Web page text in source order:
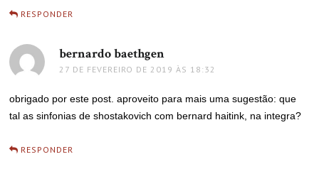
RESPONDER
bernardo baethgen
27 DE FEVEREIRO DE 2019 ÀS 18:32
obrigado por este post. aproveito para mais uma sugestão: que
tal as sinfonias de shostakovich com bernard haitink, na integra?
RESPONDER